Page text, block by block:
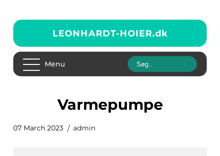
LEONHARDT-HOIER.dk
Menu
Varmepumpe
07 March 2023 admin